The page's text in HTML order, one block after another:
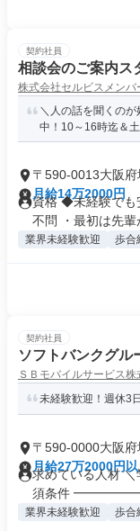
契約社員
相談会のご案内ス
株式会社セルビスメンバ
＼人の話を聞くの
中！10～16時迄＆
〒590-0013大阪
月給14万2000円
資格 ◆未経験でも
不問 ・最初は先輩
業界未経験歓迎 歩合
契約社員
ソフトバンクグル
ＳＢモバイルサービス株
未経験歓迎！週休3
〒590-0000大阪
月給27万2000円以
求めている人材
須条件 ━━━━━━
業界未経験歓迎 歩合